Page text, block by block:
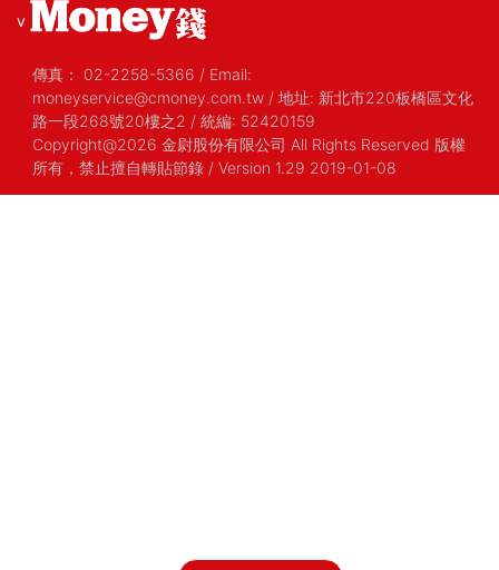
v
傳真： 02-2258-5366 / Email:
moneyservice@cmoney.com.tw / 地址: 新北市220板橋區文化
路一段268號20樓之2 / 統編: 52420159
Copyright@2026 金尉股份有限公司 All Rights Reserved 版權
所有，禁止擅自轉貼節錄 / Version 1.29 2019-01-08